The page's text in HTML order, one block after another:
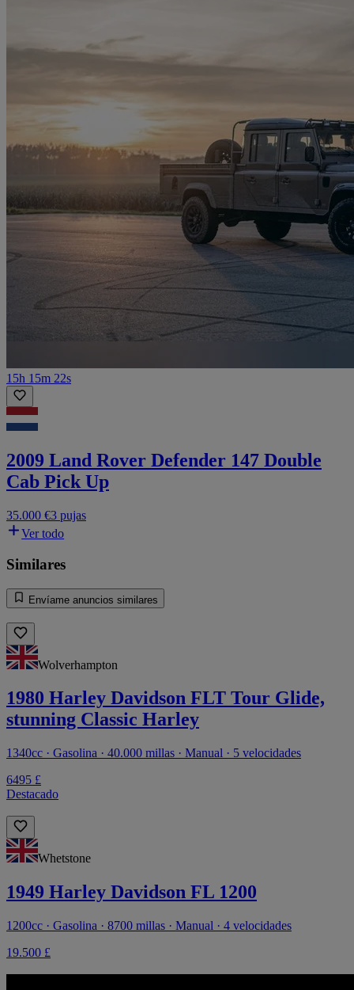
15h 15m 22s
2009 Land Rover Defender 147 Double
Cab Pick Up
35.000 €3 pujas
Ver todo
Similares
Envíame anuncios similares
Wolverhampton
1980 Harley Davidson FLT Tour Glide,
stunning Classic Harley
1340cc · Gasolina · 40.000 millas · Manual · 5 velocidades
6495 £
Destacado
Whetstone
1949 Harley Davidson FL 1200
1200cc · Gasolina · 8700 millas · Manual · 4 velocidades
19.500 £